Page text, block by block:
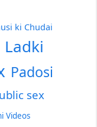
ki Chudai
Padosi
sex
Videos